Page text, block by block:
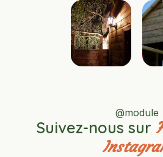
@module
Suivez-nous sur